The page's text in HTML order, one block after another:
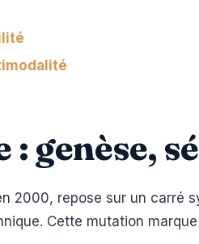
genèse,
2000, repose sur un carré
Cette mutation